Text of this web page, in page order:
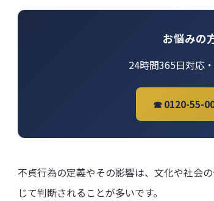
お悩みの
24時間365日対応
☎ 0120-55-
不貞行為の定義やその影響は、文化や社会
じて判断されることが多いです。